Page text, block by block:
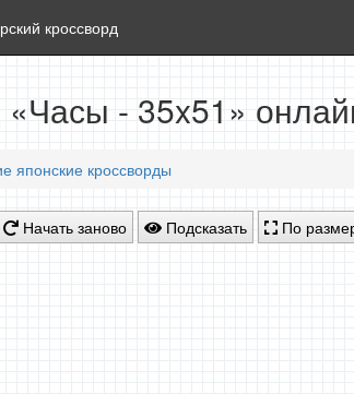
кроссворд
«Часы - 35x51»
японские кроссворды
Начать заново Подсказать По